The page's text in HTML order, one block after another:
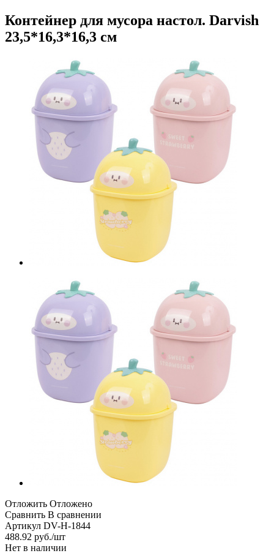
Контейнер для мусора настол. Darvish
23,5*16,3*16,3 см
Отложить Отложено
Сравнить В сравнении
Артикул DV-H-1844
488.92 руб./шт
Нет в наличии